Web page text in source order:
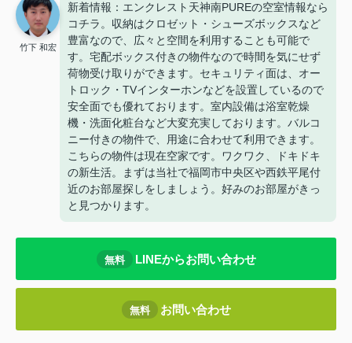
竹下 和宏
新着情報：エンクレスト天神南PUREの空室情報なら
コチラ。収納はクロゼット・シューズボックスなど
豊富なので、広々と空間を利用することも可能で
す。宅配ボックス付きの物件なので時間を気にせず
荷物受け取りができます。セキュリティ面は、オー
トロック・TVインターホンなどを設置しているので
安全面でも優れております。室内設備は浴室乾燥
機・洗面化粧台など大変充実しております。バルコ
ニー付きの物件で、用途に合わせて利用できます。
こちらの物件は現在空家です。ワクワク、ドキドキ
の新生活。まずは当社で福岡市中央区や西鉄平尾付
近のお部屋探しをしましょう。好みのお部屋がきっ
と見つかります。
無料 LINEからお問い合わせ
無料 お問い合わせ